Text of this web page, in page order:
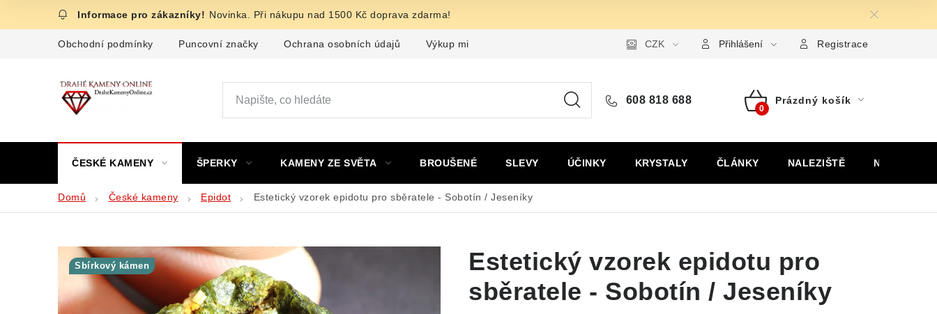
Novinka. Při nákupu nad 1500 Kč doprava zdarma!
Obchodní podmínky Puncovní značky Ochrana osobních údajů Výkup minerálů a drahých kamenů Formulář pro uplatnění reklamace Formulář pro odstoupení
CZK Přihlášení Registrace
608 818 688
Nákupní
Prázdný košík
ČESKÉ KAMENY ŠPERKY KAMENY ZE SVĚTA BROUŠENÉ SLEVY ÚČINKY KRYSTALY ČLÁNKY NALEZIŠTĚ NÁŠ PŘÍBĚH
Domů České kameny Epidot Estetický vzorek epidotu pro sběratele - Sobotín / Jeseníky
Estetický vzorek epidotu pro
sběratele - Sobotín / Jeseníky
Sbírkový kámen